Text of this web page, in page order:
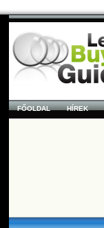
FŐOLDAL HÍREK